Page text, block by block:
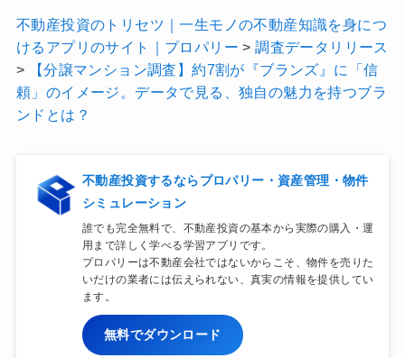
不動産投資のトリセツ｜一生モノの不動産知識を身につ
けるアプリのサイト｜プロパリー >調査データリリース
>
【分譲マンション調査】約7割が『ブランズ』に「信
頼」のイメージ。データで見る、独自の魅力を持つブラ
ンドとは？
不動産投資するならプロパリー・資産管理・物件
シミュレーション
誰でも完全無料で、不動産投資の基本から実際の購入・運
用まで詳しく学べる学習アプリです。
プロパリーは不動産会社ではないからこそ、物件を売りた
いだけの業者には伝えられない、真実の情報を提供してい
ます。
無料でダウンロード